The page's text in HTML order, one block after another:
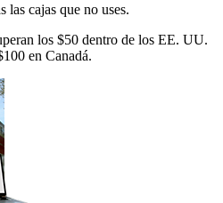
las cajas que no uses.
los $50 dentro de los EE. UU.
en Canadá.